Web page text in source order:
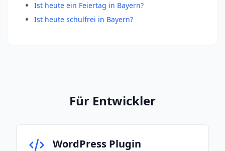
Ist heute ein Feiertag in Bayern?
Ist heute schulfrei in Bayern?
Für Entwickler
WordPress Plugin